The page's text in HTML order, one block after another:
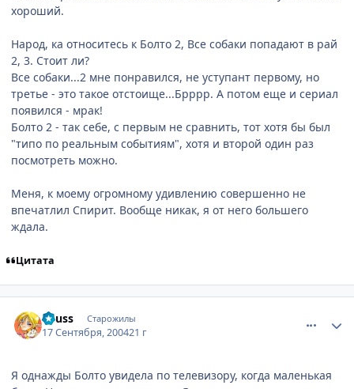
хороший.
Народ, ка относитесь к Болто 2, Все собаки попадают в рай
2, 3. Стоит ли?
Все собаки...2 мне понравился, не уступант первому, но
третье - это такое отстоище...Брррр. А потом еще и сериал
появился - мрак!
Болто 2 - так себе, с первым не сравнить, тот хотя бы был
"типо по реальным событиям", хотя и второй один раз
посмотреть можно.
Меня, к моему огромному удивлению совершенно не
впечатлил Спирит. Вообще никак, я от него большего
ждала.
Цитата
Reuss Старожилы
17 Сентября, 200421 г
Я однажды Болто увидела по телевизору, когда маленькая